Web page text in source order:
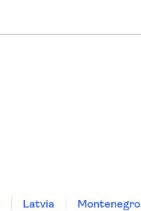
Latvia Montenegro